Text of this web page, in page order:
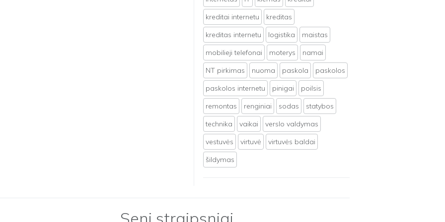
kreditai internetu
kreditas
kreditas internetu
logistika
maistas
mobilieji telefonai
moterys
namai
NT pirkimas
nuoma paskola
paskolos
paskolos internetu
pinigai
poilsis
remontas
renginiai sodas
statybos
technika
vaikai
verslo valdymas
vestuvės
virtuvė
virtuvės baldai
šildymas
Seni straipsniai